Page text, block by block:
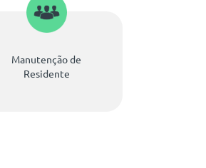
Manutenção de
Residente